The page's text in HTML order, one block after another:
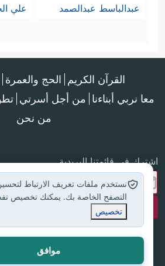
عبدالباسط عبدالصمد علي
القرآن الكريم الحج والعمرة
معا نربي أبناءنا من أجل أسرتي
من نحن
اشترك في قائمتنا البريدية
جميع الحقوق محفوظة لموقع إسلام
نستخدم ملفات تعريف الارتباط
التصفح الخاصة بك. يمكنك تخصيص
تخصيص
موافق